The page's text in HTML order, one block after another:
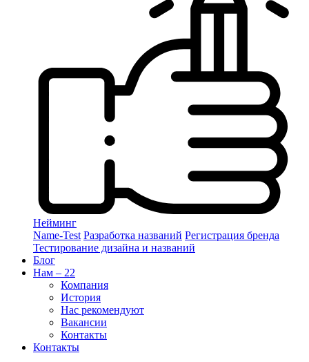
Нейминг
Name-Test Разработка названий Регистрация бренда
Тестирование дизайна и названий
Блог
Нам – 22
Компания
История
Нас рекомендуют
Вакансии
Контакты
Контакты